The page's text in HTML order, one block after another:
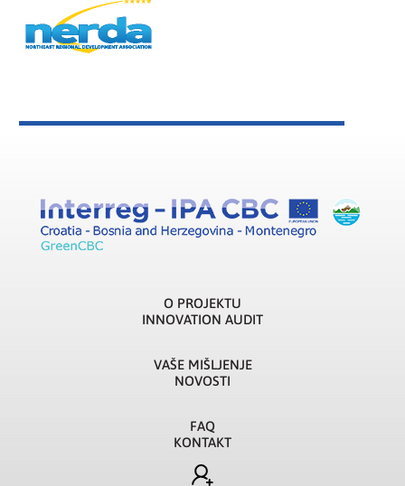
O PROJEKTU
INNOVATION AUDIT
VAŠE MIŠLJENJE
NOVOSTI
FAQ
KONTAKT